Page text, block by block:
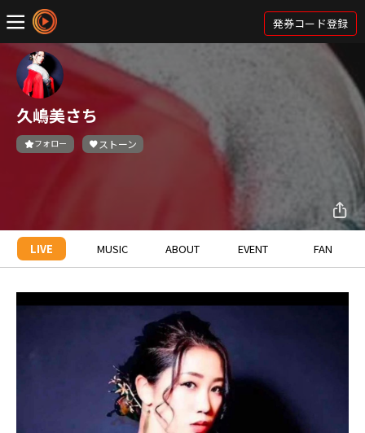
発券コード登録
久嶋美さち
フォロー ストーン
LIVE MUSIC ABOUT EVENT FAN